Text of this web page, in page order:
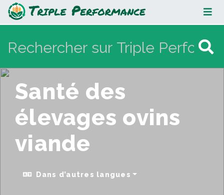
Santé des élevages ovins viande
Santé des
élevages ovins
viande
Dans d’autres langues